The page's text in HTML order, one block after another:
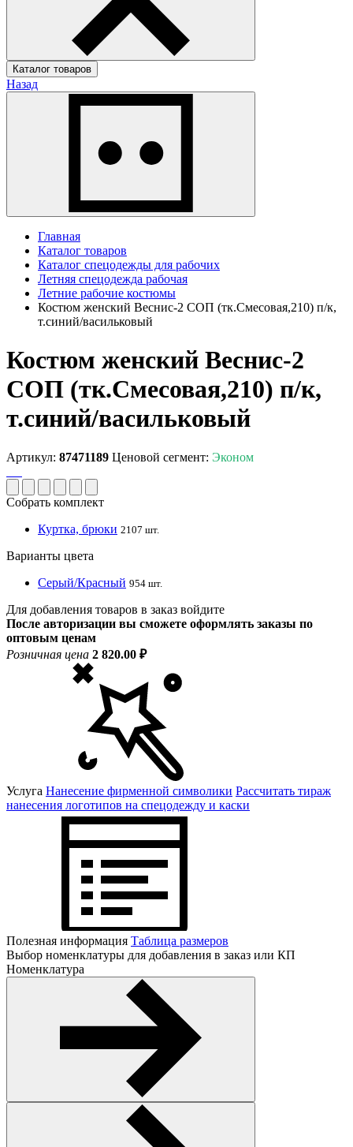
Каталог товаров
Назад
Главная
Каталог товаров
Каталог спецодежды для рабочих
Летняя спецодежда рабочая
Летние рабочие костюмы
Костюм женский Веснис-2 СОП (тк.Смесовая,210) п/к,
т.синий/васильковый
Костюм женский Веснис-2
СОП (тк.Смесовая,210) п/к,
т.синий/васильковый
Артикул: 87471189 Ценовой сегмент: Эконом
Собрать комплект
Куртка, брюки 2107 шт.
Варианты цвета
Серый/Красный 954 шт.
Для добавления товаров в заказ войдите
После авторизации вы сможете оформлять заказы по
оптовым ценам
Розничная цена 2 820.00 ₽
Услуга Нанесение фирменной символики Рассчитать тираж
нанесения логотипов на спецодежду и каски
Полезная информация Таблица размеров
Выбор номенклатуры для добавления в заказ или КП
Номенклатура